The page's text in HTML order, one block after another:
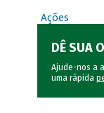
Ações
DÊ SUA
Ajude-nos a
uma rápida